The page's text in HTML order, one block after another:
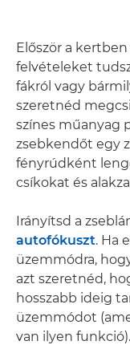
Először a
felvételeket
fákról vagy
szeretnéd
színes műanyag
zsebkendőt egy
fényrúdként
csíkokat és
Irányítsd a
autofókuszt. Ha
üzemmódra,
azt szeretnéd,
hosszabb ideig
üzemmódot
van ilyen funkció).